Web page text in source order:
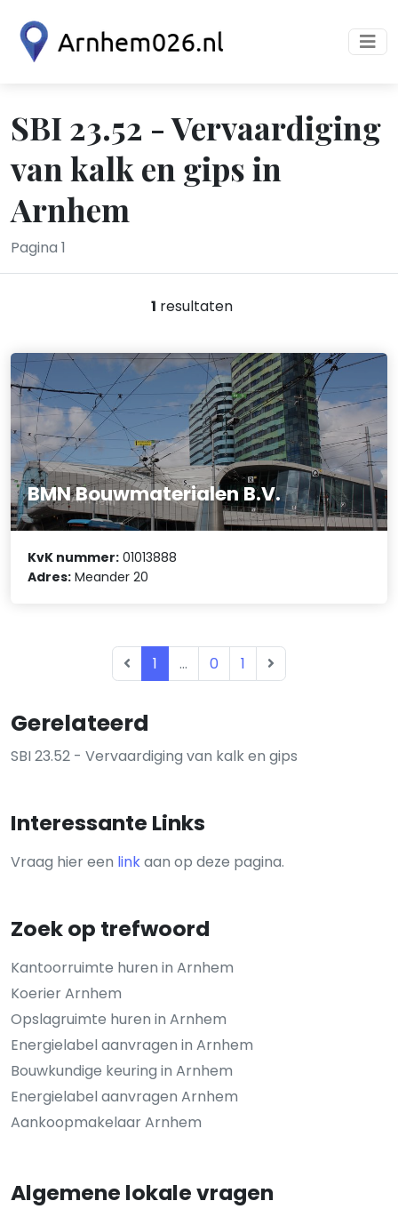
SBI 23.52 - Vervaardiging
van kalk en gips in
Arnhem
Pagina 1
Gerelateerd
SBI 23.52 - Vervaardiging van kalk en gips
Interessante Links
Vraag hier een linkaan op deze pagina.
Zoek op trefwoord
Kantoorruimte huren in Arnhem
Koerier Arnhem
Opslagruimte huren in Arnhem
Energielabel aanvragen in Arnhem
Bouwkundige keuring in Arnhem
Energielabel aanvragen Arnhem
Aankoopmakelaar Arnhem
Algemene lokale vragen
1 resultaten
BMN Bouwmaterialen B.V.
KvK nummer: 01013888
Adres: Meander 20
1 ... 0 1